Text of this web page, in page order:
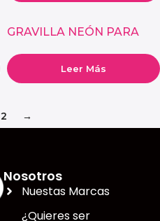
GRAVILLA NEÓN PARA
Leer Más
2 →
Nosotros
Nuestas Marcas
¿Quieres ser